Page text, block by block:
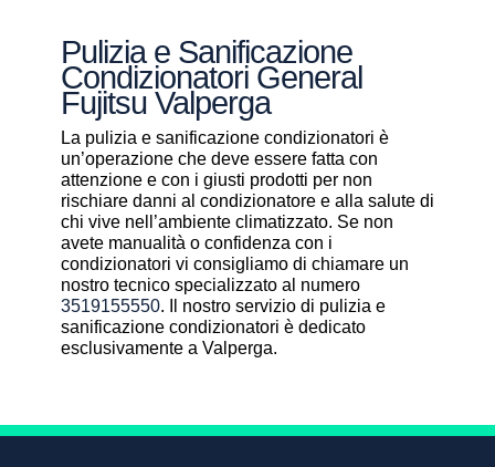
Pulizia e Sanificazione
Condizionatori General
Fujitsu Valperga
La pulizia e sanificazione condizionatori è
un’operazione che deve essere fatta con
attenzione e con i giusti prodotti per non
rischiare danni al condizionatore e alla salute di
chi vive nell’ambiente climatizzato. Se non
avete manualità o confidenza con i
condizionatori vi consigliamo di chiamare un
nostro tecnico specializzato al numero
3519155550. Il nostro servizio di pulizia e
sanificazione condizionatori è dedicato
esclusivamente a Valperga.